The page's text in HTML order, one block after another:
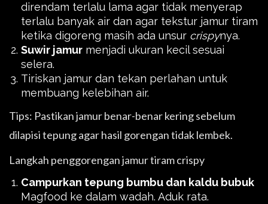
direndam terlalu lama agar tidak menyerap
terlalu banyak air dan agar tekstur jamur tiram
ketika digoreng masih ada unsur crispynya.
Suwir jamur menjadi ukuran kecil sesuai
selera.
Tiriskan jamur dan tekan perlahan untuk
membuang kelebihan air.
Tips: Pastikan jamur benar-benar kering sebelum
dilapisi tepung agar hasil gorengan tidak lembek.
Langkah penggorengan jamur tiram crispy
Campurkan tepung bumbu dan kaldu bubuk
Magfood ke dalam wadah. Aduk rata.